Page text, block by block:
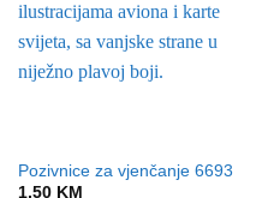
Pozivnice za vjenčanje 6693
1,50 KM